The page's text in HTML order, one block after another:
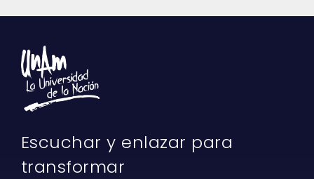
Escuchar y enlazar para
transformar